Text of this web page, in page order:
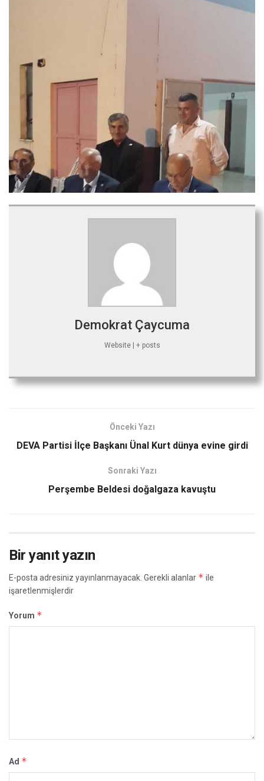
Demokrat Çaycuma
Website + posts
Önceki Yazı
DEVA Partisi İlçe Başkanı Ünal Kurt dünya evine girdi
Sonraki Yazı
Perşembe Beldesi doğalgaza kavuştu
Bir yanıt yazın
E-posta adresiniz yayınlanmayacak. Gerekli alanlar * ile
işaretlenmişlerdir
Yorum *
Ad *